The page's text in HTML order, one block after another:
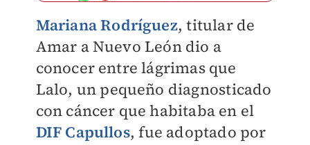
Mariana Rodríguez, titular de
Amar a Nuevo León dio a
conocer entre lágrimas que
Lalo, un pequeño diagnosticado
con cáncer que habitaba en el
DIF Capullos, fue adoptado por